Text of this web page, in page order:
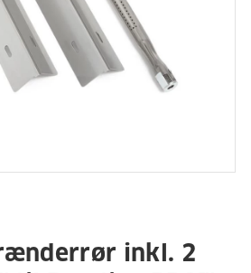
inkl. 2